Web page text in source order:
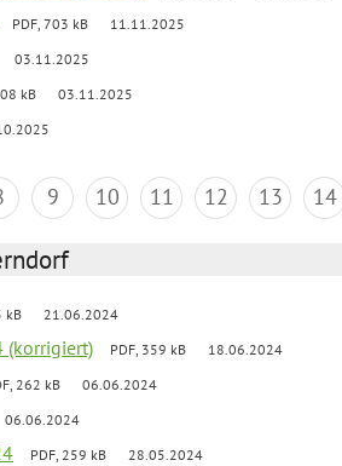
PDF, 703 kB 11.11.2025
03.11.2025
kB 03.11.2025
9 10 11 12 13 14
kB 21.06.2024
(korrigiert) PDF, 359 kB 18.06.2024
262 kB 06.06.2024
06.06.2024
PDF, 259 kB 28.05.2024